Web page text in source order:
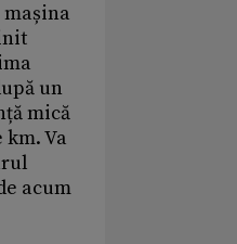
un
mică
Va
acum